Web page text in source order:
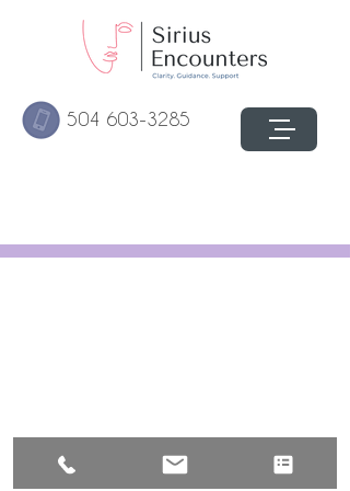
504 603-3285